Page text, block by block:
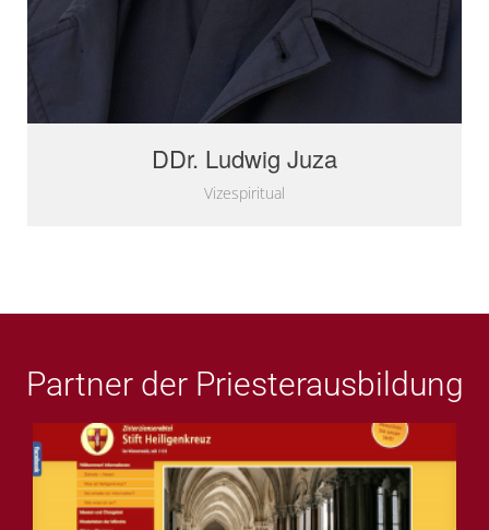
DDr. Ludwig Juza
Vizespiritual
Partner der Priesterausbildung